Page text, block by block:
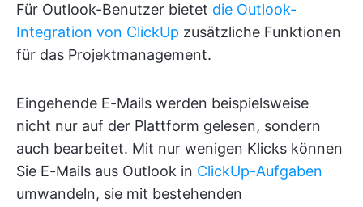
Für Outlook-Benutzer bietet die Outlook-
Integration von ClickUp zusätzliche Funktionen
für das Projektmanagement.
Eingehende E-Mails werden beispielsweise
nicht nur auf der Plattform gelesen, sondern
auch bearbeitet. Mit nur wenigen Klicks können
Sie E-Mails aus Outlook in ClickUp-Aufgaben
umwandeln, sie mit bestehenden